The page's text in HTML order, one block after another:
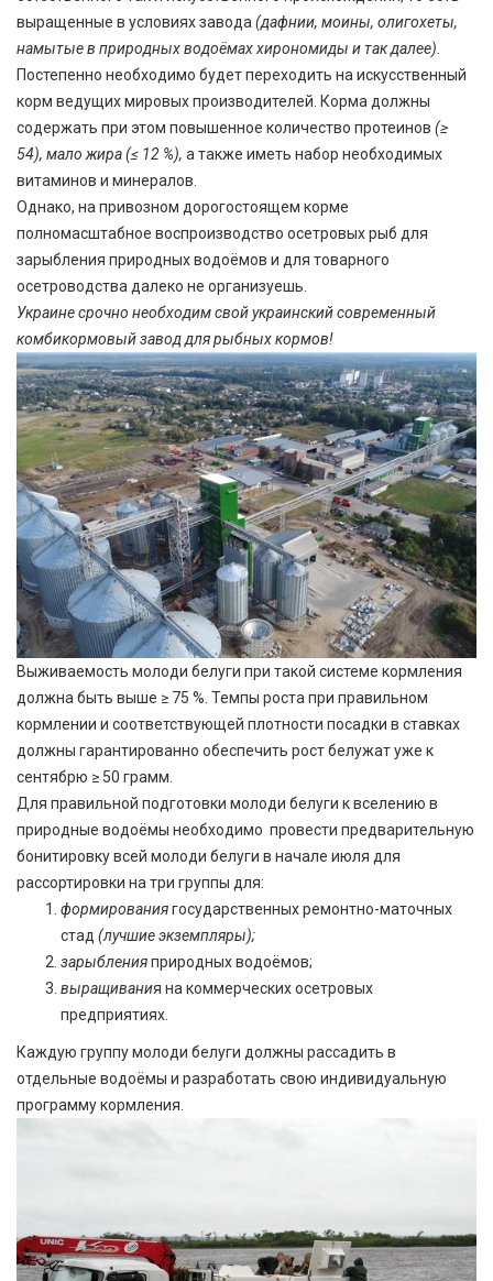
выращенные в условиях завода (дафнии, моины, олигохеты,
намытые в природных водоёмах хирономиды и так далее).
Постепенно необходимо будет переходить на искусственный
корм ведущих мировых производителей. Корма должны
содержать при этом повышенное количество протеинов (≥
54), мало жира (≤ 12 %), а также иметь набор необходимых
витаминов и минералов.
Однако, на привозном дорогостоящем корме
полномасштабное воспроизводство осетровых рыб для
зарыбления природных водоёмов и для товарного
осетроводства далеко не организуешь.
Украине срочно необходим свой украинский современный
комбикормовый завод для рыбных кормов!
Выживаемость молоди белуги при такой системе кормления
должна быть выше ≥ 75 %. Темпы роста при правильном
кормлении и соответствующей плотности посадки в ставках
должны гарантированно обеспечить рост белужат уже к
сентябрю ≥ 50 грамм.
Для правильной подготовки молоди белуги к вселению в
природные водоёмы необходимо провести предварительную
бонитировку всей молоди белуги в начале июля для
рассортировки на три группы для:
формированиягосударственных ремонтно-маточных
стад (лучшие экземпляры);
зарыбленияприродных водоёмов;
выращивания на коммерческих осетровых
предприятиях.
Каждую группу молоди белуги должны рассадить в
отдельные водоёмы и разработать свою индивидуальную
программу кормления.